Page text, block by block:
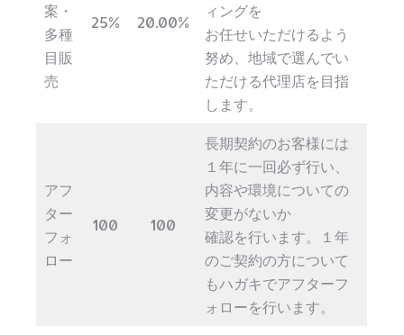
案・
多種
目販
売
25% 20.00%
ィングを
お任せいただけるよう
努め、地域で選んでい
ただける代理店を目指
します。
アフ
ター
フォ
ロー
100 100
長期契約のお客様には
１年に一回必ず行い、
内容や環境についての
変更がないか
確認を行います。１年
のご契約の方について
もハガキでアフターフ
ォローを行います。